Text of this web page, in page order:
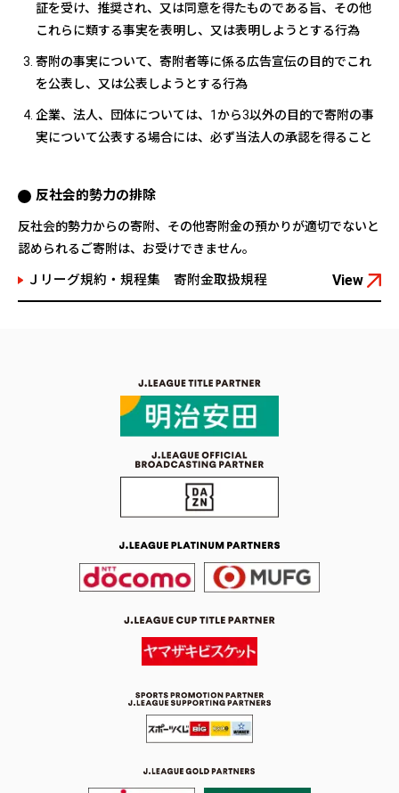
証を受け、推奨され、又は同意を得たものである旨、その他
これらに類する事実を表明し、又は表明しようとする行為
寄附の事実について、寄附者等に係る広告宣伝の目的でこれ
を公表し、又は公表しようとする行為
企業、法人、団体については、1から3以外の目的で寄附の事
実について公表する場合には、必ず当法人の承認を得ること
反社会的勢力の排除
反社会的勢力からの寄附、その他寄附金の預かりが適切でないと
認められるご寄附は、お受けできません。
Ｊリーグ規約・規程集 寄附金取扱規程 View